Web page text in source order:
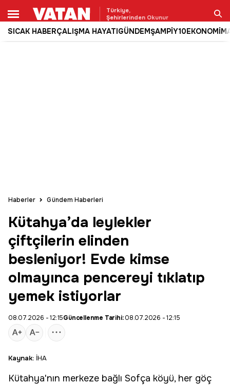
Türkiye,
Şehirlerinden Okunur
SICAK HABERÇALIŞMA HAYATIGÜNDEMŞAMPİY10EKONOMİ
Ara
Haberler Gündem Haberleri
Kütahya’da leylekler
çiftçilerin elinden
besleniyor! Evde kimse
olmayınca pencereyi tıklatıp
yemek istiyorlar
08.07.2026 - 12:15Güncellenme Tarihi:08.07.2026 - 12:15
Kaynak: İHA
Kütahya'nın merkeze bağlı Sofça köyü, her göç